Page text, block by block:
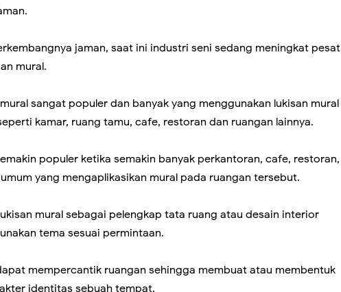
jaman, saat ini industri seni sedang meningkat pesat
mural.
sangat populer dan banyak yang menggunakan lukisan mural
kamar, ruang tamu, cafe, restoran dan ruangan lainnya.
populer ketika semakin banyak perkantoran, cafe, restoran,
yang mengaplikasikan mural pada ruangan tersebut.
mural sebagai pelengkap tata ruang atau desain interior
tema sesuai permintaan.
mempercantik ruangan sehingga membuat atau membentuk
identitas sebuah tempat.